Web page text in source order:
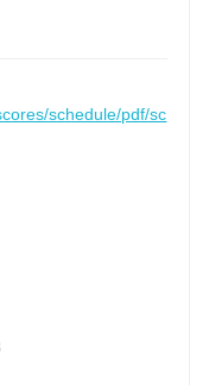
schedule/pdf/sc